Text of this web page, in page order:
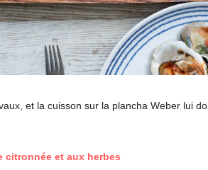
et la cuisson sur la plancha Weber lui
citronnée et aux herbes